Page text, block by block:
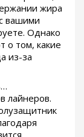
жира
вашими
Однако
о том, какие
из-за
лайнеров.